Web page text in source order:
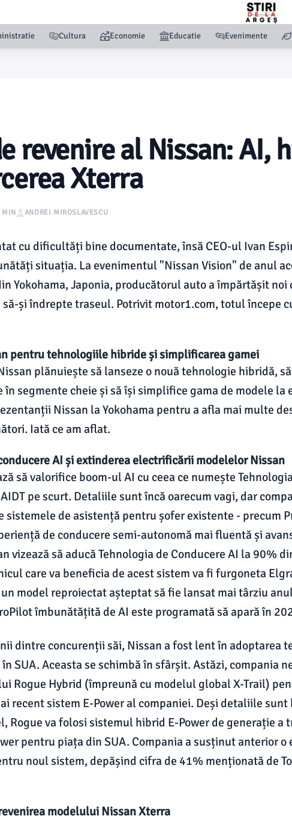
Cultura Economie Educatie Evenimente
revenire al Nissan: AI,
Xterra
MIN ANDREI MIROSLAVESCU
cu dificultăți bine documentate, însă CEO-ul Ivan
situația. La evenimentul "Nissan Vision" de anul
Yokohama, Japonia, producătorul auto a împărtășit
și îndrepte traseul. Potrivit motor1.com, totul începe
pentru tehnologiile hibride și simplificarea gamei
plănuiește să lanseze o nouă tehnologie hibridă,
în segmente cheie și să își simplifice gama de modele la
Nissan la Yokohama pentru a afla mai multe
Iată ce am aflat.
AI și extinderea electrificării modelelor Nissan
să valorifice boom-ul AI cu ceea ce numește
pe scurt. Detaliile sunt încă oarecum vagi, dar
sistemele de asistență pentru șofer existente - precum
de conducere semi-autonomă mai fluentă și
vizează să aducă Tehnologia de Conducere AI la 90%
care va beneficia de acest sistem va fi furgoneta
model reproiectat așteptat să fie lansat mai târziu
îmbunătățită de AI este programată să apară în
dintre concurenții săi, Nissan a fost lent în adoptarea
SUA. Aceasta se schimbă în sfârșit. Astăzi, compania
Rogue Hybrid (împreună cu modelul global X-Trail)
recent sistem E-Power al companiei. Deși detaliile
Rogue va folosi sistemul hibrid E-Power de generație a
pentru piața din SUA. Compania a susținut anterior o
noul sistem, depășind cifra de 41% menționată de
modelului Nissan Xterra